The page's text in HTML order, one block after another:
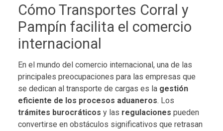
Cómo Transportes Corral y
Pampín facilita el comercio
internacional
En el mundo del comercio internacional, una de las
principales preocupaciones para las empresas que
se dedican al transporte de cargas es la gestión
eficiente de los procesos aduaneros. Los
trámites burocráticos y las regulaciones pueden
convertirse en obstáculos significativos que retrasan